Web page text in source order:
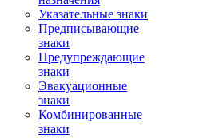
Указательные знаки
Предписывающие
знаки
Предупреждающие
знаки
Эвакуационные
знаки
Комбинированные
знаки